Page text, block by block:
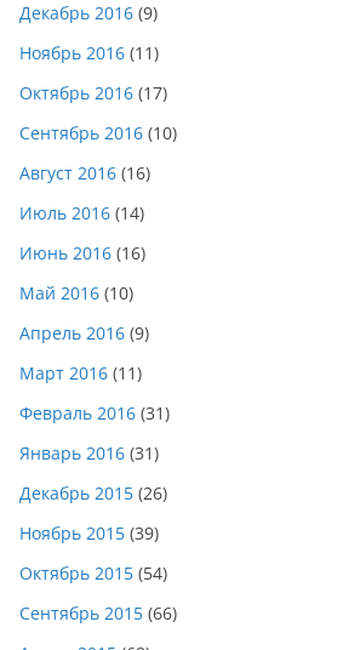
Декабрь 2016 (9)
Ноябрь 2016 (11)
Октябрь 2016 (17)
Сентябрь 2016 (10)
Август 2016 (16)
Июль 2016 (14)
Июнь 2016 (16)
Май 2016 (10)
Апрель 2016 (9)
Март 2016 (11)
Февраль 2016 (31)
Январь 2016 (31)
Декабрь 2015 (26)
Ноябрь 2015 (39)
Октябрь 2015 (54)
Сентябрь 2015 (66)